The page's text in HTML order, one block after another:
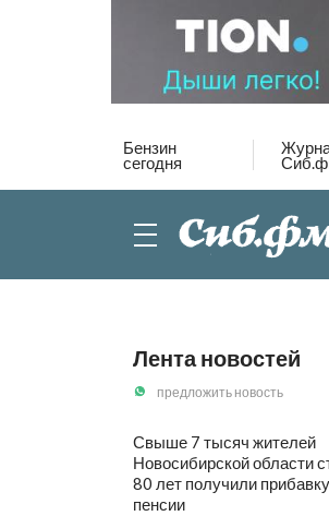
Бензин
сегодня
Лента новостей
предложить новость
Свыше 7 тысяч жителей
Новосибирской области
80 лет получили
пенсии